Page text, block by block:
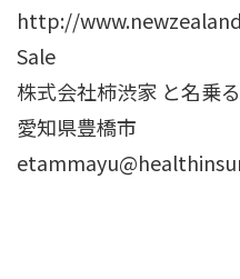
http://
Sale
株式会社柿渋家 と名乗
愛知県豊橋市